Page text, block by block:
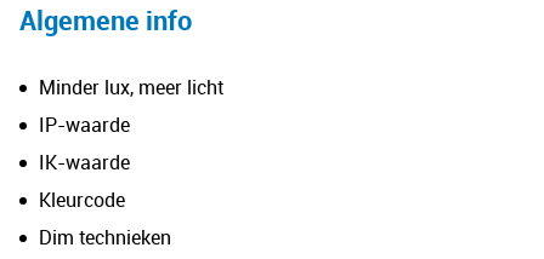
Algemene info
Minder lux, meer licht
IP-waarde
IK-waarde
Kleurcode
Dim technieken